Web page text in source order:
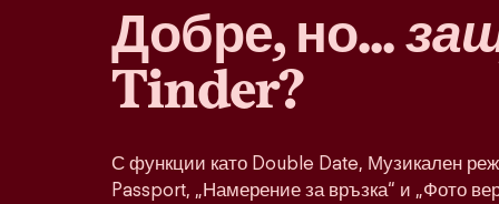
Добре, но...
Tinder?
С функции като Double Date, Музикален
Passport, „Намерение за връзка“ и „Фото